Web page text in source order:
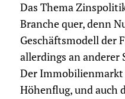
Das Thema
Branche quer, denn
Geschäftsmodell der
allerdings an anderer
Der
Höhenflug, und auch